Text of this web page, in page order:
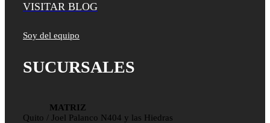
VISITAR BLOG
Soy del equipo
SUCURSALES
MATRIZ
Quito / Joel Palanco N404 y las Hiedras